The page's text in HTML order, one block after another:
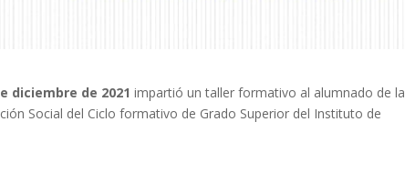
diciembre de 2021 impartió un taller formativo al alumnado de la
Social del Ciclo formativo de Grado Superior del Instituto de